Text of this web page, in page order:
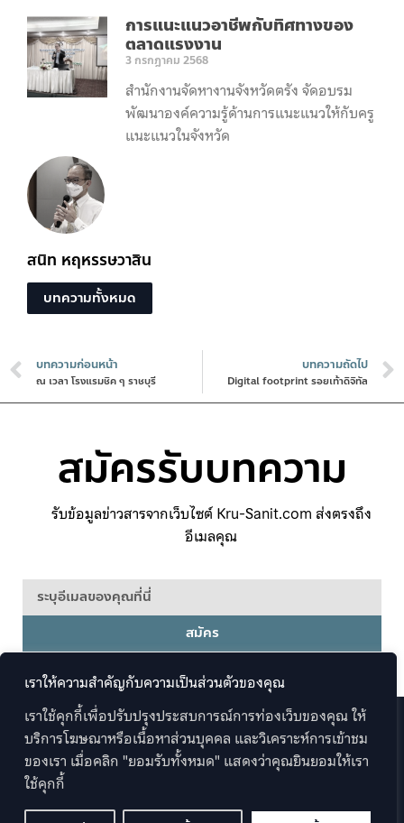
เราให้ความสำคัญกับความเป็นส่วนตัวของคุณ
เราใช้คุกกี้เพื่อปรับปรุงประสบการณ์การท่องเว็บของคุณ ให้
บริการโฆษณาหรือเนื้อหาส่วนบุคคล และวิเคราะห์การเข้าชม
ของเรา เมื่อคลิก "ยอมรับทั้งหมด" แสดงว่าคุณยินยอมให้เรา
ใช้คุกกี้
สนิท หฤหรรษวาสิน
บทความทั้งหมด
การแนะแนวอาชีพกับทิศทางของ
ตลาดแรงงาน
3 กรกฎาคม 2568
สำนักงานจัดหางานจังหวัดตรัง จัดอบรม
พัฒนาองค์ความรู้ด้านการแนะแนวให้กับครู
แนะแนวในจังหวัด
บทความก่อนหน้า
ณ เวลา โรงแรมชิค ๆ ราชบุรี
บทความถัดไป
Digital footprint รอยเท้าดิจิทัล
สมัครรับบทความ
รับข้อมูลข่าวสารจากเว็บไซต์ Kru-Sanit.com ส่งตรงถึง
อีเมลคุณ
สมัคร
Copyright 2026 © Kru-Sanit.com . All rights Reserved.